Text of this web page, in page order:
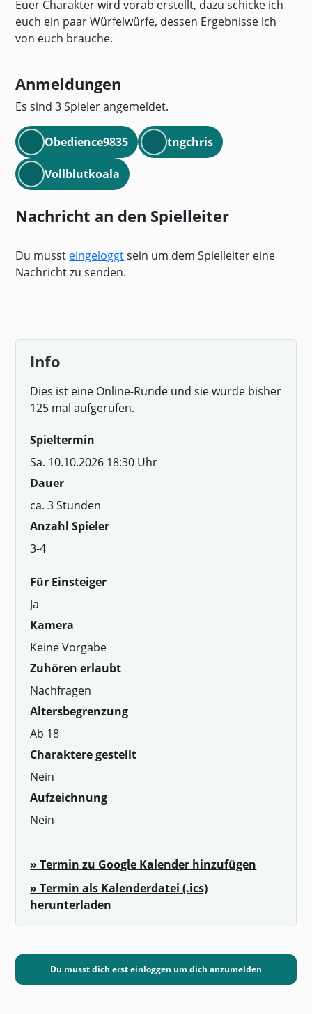
Euer Charakter wird vorab erstellt, dazu schicke ich
euch ein paar Würfelwürfe, dessen Ergebnisse ich
von euch brauche.
Anmeldungen
Es sind 3 Spieler angemeldet.
Obedience9835 tngchris
Vollblutkoala
Nachricht an den Spielleiter
Du musst eingeloggtsein um dem Spielleiter eine
Nachricht zu senden.
Info
Dies ist eine Online-Runde und sie wurde bisher
125 mal aufgerufen.
Spieltermin
Sa. 10.10.2026 18:30 Uhr
Dauer
ca. 3 Stunden
Anzahl Spieler
3-4
Für Einsteiger
Ja
Kamera
Keine Vorgabe
Zuhören erlaubt
Nachfragen
Altersbegrenzung
Ab 18
Charaktere gestellt
Nein
Aufzeichnung
Nein
» Termin zu Google Kalender hinzufügen
» Termin als Kalenderdatei (.ics)
herunterladen
Du musst dich erst einloggen um dich anzumelden